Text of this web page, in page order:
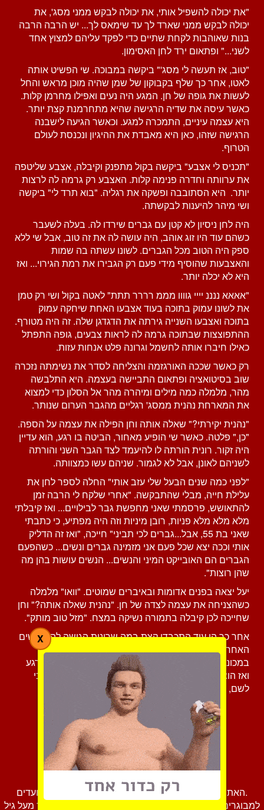
"את יכולה להשפיל אותי, את יכולה לבקש ממני מסג', את
יכולה לבקש ממני שארד לך עד שימאס לך... יש הרבה הרבה
בנות שאוהבות לקחת שתיים כדי לפקד עליהם למצוץ אחד
לשני..." ופתאום ירד לחן האסימון.
"טוב, אז תעשה לי מסג'" ביקשה במבוכה. שי הפשיט אותה
לאטו, אחר כך שלף בקבוקון של שמן שהיה מוכן מראש והחל
לעשות את גופה של חן. המגע היה נעים ואפילו מחרמן קלות.
כאשר עיסה את שדיה הרגישה שהיא מתחרמנת קצת יותר.
היא עצמה עיניים, התמכרה למגע. וכאשר הגיעה לישבנה
הרגישה שזהו, כאן היא מאבדת את ההיגיון ונכנסת לעולם
הטרוף.
"תכניס לי אצבע" ביקשה בקול מתפנק וקיבלה, אצבע שליטפה
את ערוותה וחדרה פנימה קלות. האצבע רק גרמה לה לרצות
יותר. היא הסתובבה ופשקה את רגליה. "בוא תרד לי" ביקשה
ושי מיהר להיענות לבקשתה.
היה לחן ניסיון לא קטן עם גברים שירדו לה. בעלה לשעבר
כשהם עוד היו זוג אוהב, היה עושה לה את זה טוב, אבל שי ללא
ספק היה הטוב מכל הגברים. לשונו עשתה בה שמות
והאצבעות שהוסיף מידי פעם רק הגבירו את רמת הגירוי... ואז
היא לא יכלה יותר.
"אאאא ננננ יייי גוווו מממ רררר תתת" לאטה בקול ושי רק טמן
את לשונו עמוק בתוכה בעוד אצבעו האחת שיחקה עמוק
בתוכה ואצבעו השנייה גירתה את הדגדגן שלה. זה היה מטורף.
ההתפוצצות שבתוכה גרמה לה לראות צבעים, גופה התפתל
כאילו חיברו אותה לחשמל וגרונה פלט אנחות עזות.
רק כאשר שככה האורגזמה והצליחה לסדר את נשימתה נזכרה
שוב בסיטואציה ופתאום התביישה בעצמה. היא התלבשה
מהר, מלמלה כמה מילים ומיהרה מהר אל הסלון כדי למצוא
את המארחת נהנית ממסג' רגליים מהגבר הערום שנותר.
"נהנית יקירתי?" שאלה אותה וחן הפילה את עצמה על הספה.
"כן," פלטה. כאשר שי הופיע מאחור, הביטה בו רגע, הוא עדיין
היה זקור. רונית הורתה לו להיעמד לצד הגבר השני והורתה
לשניהם לאונן, אבל לא לגמור. שניהם עשו כמצוותה.
"לפני כמה שנים הבעל שלי עזב אותי" החלה לספר לחן את
עלילת חייה, מבלי שהתבקשה. "אחרי שלקח לי הרבה זמן
להתאושש, פרסמתי שאני מחפשת גבר לבילויים... ואז קיבלתי
מלא מלא מלא פניות, רובן מיניות וזה היה מפתיע, כי כתבתי
שאני בת 55, אבל...גברים לכי תביני" חייכה, "ואז זה הדליק
אותי וככה יצא שכל פעם אני מזמינה גברים ונשים... כשהפעם
הגברים הם האובייקט המיני והנשים... הנשים עושות בהן מה
שהן רוצות".
יעל יצאה בפנים אדומות ובאיברים שמוטים. "וואו" מלמלה
כשהצניחה את עצמה לצדה של חן. "נהנית שאלה אותה?" וחן
שחייכה לכן קיבלה בתמורה נשיקה במצח. "מזל טוב מותק".
אחר כך הן עוד התכבדו קצת במה שרונית הגישה להן ולנשים
האחרות שיצאו כל אחת כושלת והלכו לדרכן. חן שתקה
במכונית אבל כאשר יעל הורידה אותה ליד ביתה, ישבה רגע
ואז הוציאה את זה. "מתנה נהדרת. בפעם הבאה כשתלכי
לשם, קחי אותי שוב".
צור קשר
.האתר ליידי לאב מכיל תכנים פורנוגרפיים ארוטיים המיועדים
למבוגרים מגיל 18 ומעלה בלבד. הינך מאשר בזאת כי הינך מעל גיל
X